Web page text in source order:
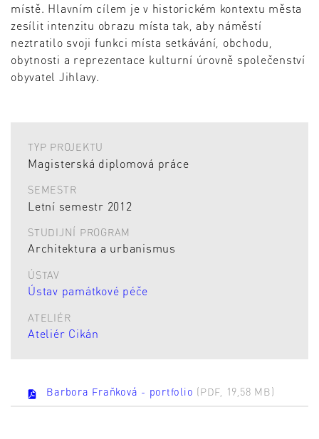
místě. Hlavním cílem je v historickém kontextu města
zesílit intenzitu obrazu místa tak, aby náměstí
neztratilo svoji funkci místa setkávání, obchodu,
obytnosti a reprezentace kulturní úrovně společenství
obyvatel Jihlavy.
TYP PROJEKTU
Magisterská diplomová práce
SEMESTR
Letní semestr 2012
STUDIJNÍ PROGRAM
Architektura a urbanismus
ÚSTAV
Ústav památkové péče
ATELIÉR
Ateliér Cikán
Barbora Fraňková - portfolio (PDF, 19,58 MB)